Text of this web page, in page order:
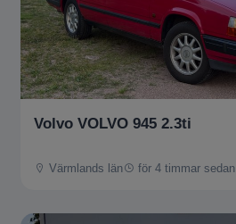
Volvo VOLVO 945 2.3ti
Värmlands län för 4 timmar sedan